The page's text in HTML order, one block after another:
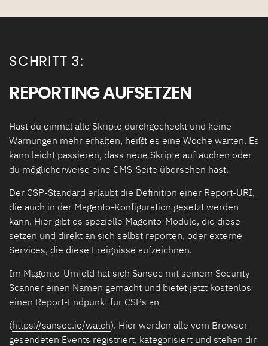
SCHRITT 3:
REPORTING AUFSETZEN
Hast du einmal alle Skripte durchgecheckt und keine
Warnungen mehr erhalten, heißt es eine Woche warten. Es
kann leicht passieren, dass neue Skripte auftauchen oder
du möglicherweise eine CMS-Seite übersehen hast.
Der CSP-Standard erlaubt die Definition einer Report-URI,
die auch in der Magento-Konfiguration gesetzt werden
kann. Hier gibt es spezielle Magento-Module, die diese
setzen und direkt an sich selbst reporten, oder externe
Services, die diese Ereignisse aufzeichnen.
Im Magento-Umfeld hat sich Sansec mit seinem Security
Scanner einen Namen gemacht und bietet jetzt kostenlos
einen Report-Endpunkt für CSPs an
(https://sansec.io/watch). Hier werden alle vom Browser
gesendeten Events registriert, kategorisiert und stehen dir